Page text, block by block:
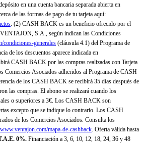
en una cuenta bancaria separada abierta en
de las formas de pago de tu tarjeta aquí:
. (2) CASH BACK es un beneficio ofrecido por el
S.A., según indican las Condiciones
condiciones-generales (cláusula 4.1) del Programa de
de los descuentos aparece indicada en
CASH BACK por las compras realizadas con Tarjeta
Comercios Asociados adheridos al Programa de CASH
de los CASH BACK se recibirá 35 días después de
las compras. El abono se realizará cuando los
o superiores a 3€. Los CASH BACK son
excepto que se indique lo contrario. Los CASH
de los Comercios Asociados. Consulta los
mapa-de-cashback. Oferta válida hasta
0%. Financiación a 3, 6, 10, 12, 18, 24, 36 y 48